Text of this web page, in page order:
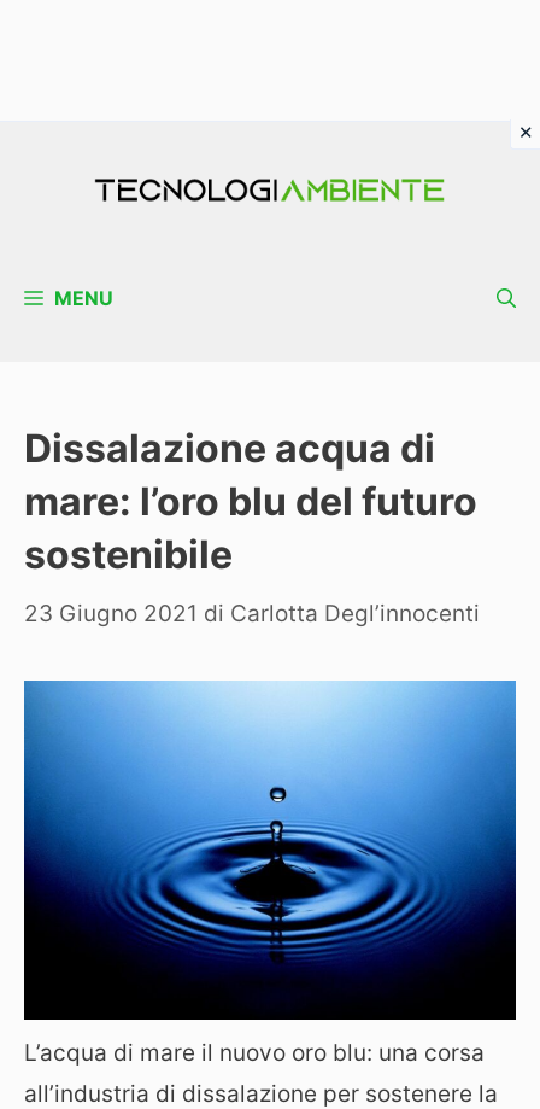
MENU
Dissalazione acqua di
mare: l’oro blu del futuro
sostenibile
23 Giugno 2021 di Carlotta Degl’innocenti
L’acqua di mare il nuovo oro blu: una corsa
all’industria di dissalazione per sostenere la